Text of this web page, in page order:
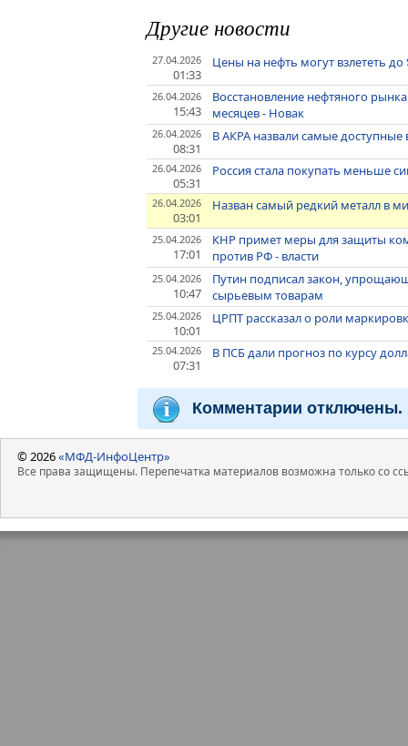
Другие новости
27.04.2026
01:33
Цены на нефть могут взлететь
26.04.2026
15:43
Восстановление нефтяного
месяцев - Новак
26.04.2026
08:31
В АКРА назвали самые
26.04.2026
05:31
Россия стала покупать меньше
26.04.2026
03:01
Назван самый редкий металл в
25.04.2026
17:01
КНР примет меры для защиты
против РФ - власти
25.04.2026
10:47
Путин подписал закон,
сырьевым товарам
25.04.2026
10:01
ЦРПТ рассказал о роли
25.04.2026
07:31
В ПСБ дали прогноз по курсу
Комментарии отключены.
© 2026«МФД-ИнфоЦентр»
Все права защищены. Перепечатка материалов возможна только со